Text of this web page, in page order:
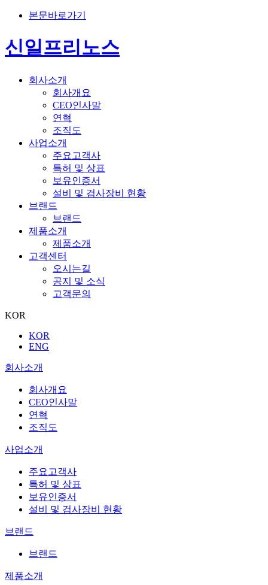
본문바로가기
신일프리노스
회사소개
회사개요
CEO인사말
연혁
조직도
사업소개
주요고객사
특허 및 상표
보유인증서
설비 및 검사장비 현황
브랜드
브랜드
제품소개
제품소개
고객센터
오시는길
공지 및 소식
고객문의
KOR
KOR
ENG
회사소개
회사개요
CEO인사말
연혁
조직도
사업소개
주요고객사
특허 및 상표
보유인증서
설비 및 검사장비 현황
브랜드
브랜드
제품소개